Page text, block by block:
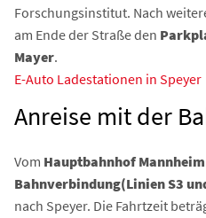
Forschungsinstitut. Nach
am Ende der Straße den
Mayer.
E-Auto Ladestationen in Speyer
Anreise mit der
Vom Hauptbahnhof Mannheim
Bahnverbindung(Linien S3
nach Speyer. Die Fahrtzeit